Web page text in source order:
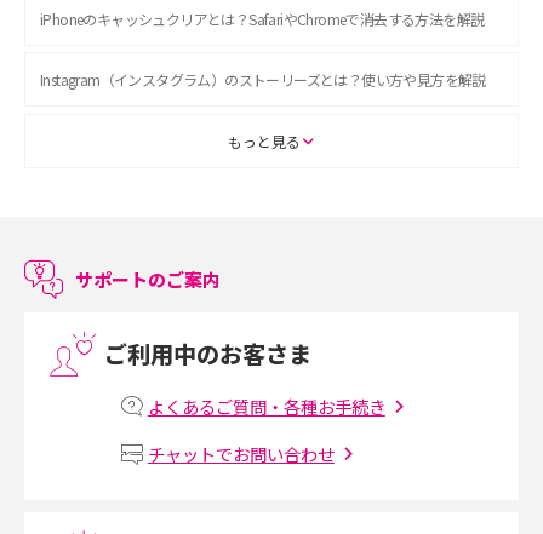
iPhoneのキャッシュクリアとは？SafariやChromeで消去する方法を解説
Instagram（インスタグラム）のストーリーズとは？使い方や見方を解説
ASMRとは？初心者向けの代表ジャンルや楽しみ方を解説
LINEで友だちを削除する方法は？方法ごとの影響や復活・復元する方法も
プリペイドSIMとは？種類やメリット・デメリット、利用までの流れを解説
もっと見る
サポートのご案内
ご利用中のお客さま
よくあるご質問・各種お手続き
チャットでお問い合わせ